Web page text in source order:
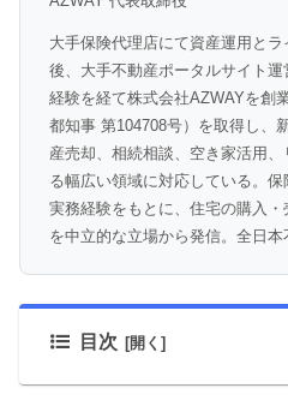
大手保険代理店にて資産運用と
後、大手不動産ポータルサイト
経験を経て株式会社AZWAYを創
都知事 第104708号）を取得し、
産売却、相続相談、空き家活用
る幅広い領域に対応している。
実務経験をもとに、住宅の購入
を中立的な立場から発信。全日本
目次